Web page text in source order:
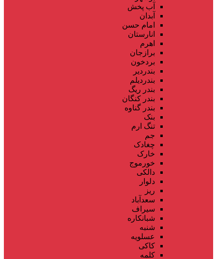
آب پخش
آبدان
امام حسن
انارستان
اهرم
برازجان
بردخون
بندردیر
بندردیلم
بندر ریگ
بندر کنگان
بندر گناوه
بنک
تنگ ارم
جم
چغادک
خارک
خورموج
دالکی
دلوار
ریز
سعدآباد
سیراف
شبانکاره
شنبه
عسلویه
کاکی
کلمه